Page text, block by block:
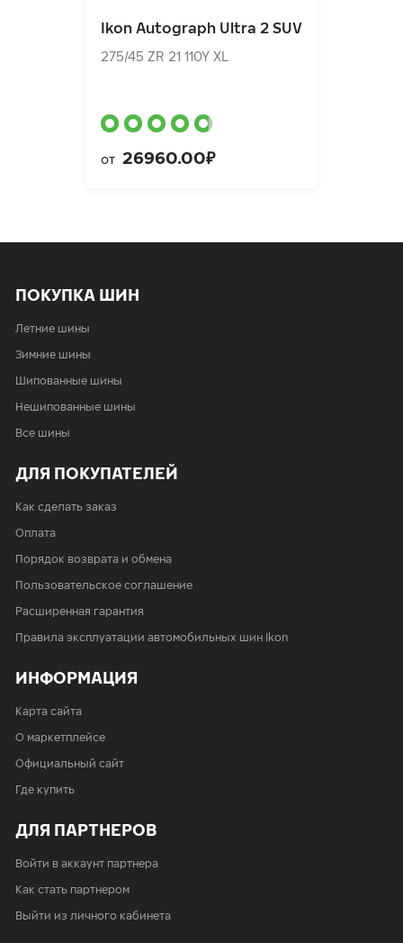
Ikon Autograph Ultra 2 SUV
275/45 ZR 21 110Y XL
от 26960.00₽
от26960.00₽
ПОКУПКА ШИН
Летние шины
Зимние шины
Шипованные шины
Нешипованные шины
Все шины
ДЛЯ ПОКУПАТЕЛЕЙ
Как сделать заказ
Оплата
Порядок возврата и обмена
Пользовательское соглашение
Расширенная гарантия
Правила эксплуатации автомобильных шин Ikon
ИНФОРМАЦИЯ
Карта сайта
О маркетплейсе
Официальный сайт
Где купить
ДЛЯ ПАРТНЕРОВ
Войти в аккаунт партнера
Как стать партнером
Выйти из личного кабинета